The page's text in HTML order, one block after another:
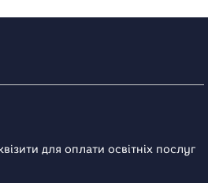
для оплати освітніх послуг